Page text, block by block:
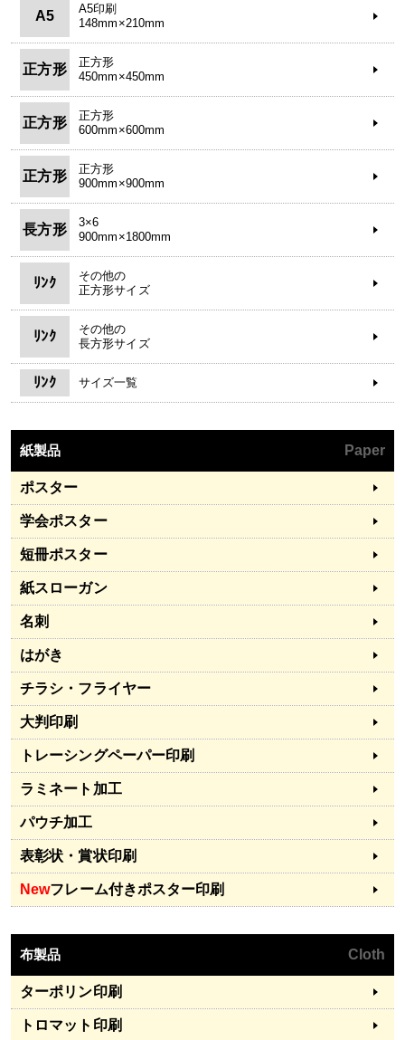
A5
A5印刷
148mm×210mm
正方形
正方形
450mm×450mm
正方形
正方形
600mm×600mm
正方形
正方形
900mm×900mm
長方形
3×6
900mm×1800mm
ﾘﾝｸ
その他の
正方形サイズ
ﾘﾝｸ
その他の
長方形サイズ
ﾘﾝｸ サイズ一覧
紙製品 Paper
ポスター
学会ポスター
短冊ポスター
紙スローガン
名刺
はがき
チラシ・フライヤー
大判印刷
トレーシングペーパー印刷
ラミネート加工
パウチ加工
表彰状・賞状印刷
Newフレーム付きポスター印刷
布製品 Cloth
ターポリン印刷
トロマット印刷